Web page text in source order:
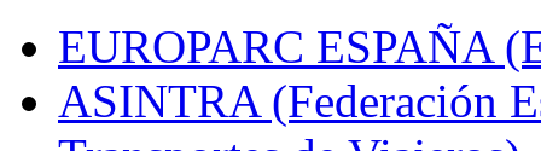
EUROPARC ESPAÑA
ASINTRA (Federación